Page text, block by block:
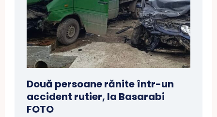
Două persoane rănite într-un
accident rutier, la Basarabi
FOTO